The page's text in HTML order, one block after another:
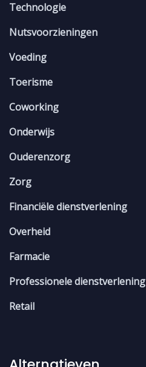
Technologie
Nutsvoorzieningen
Voeding
Toerisme
Coworking
Onderwijs
Ouderenzorg
Zorg
Financiële dienstverlening
Overheid
Farmacie
Professionele dienstverlening
Retail